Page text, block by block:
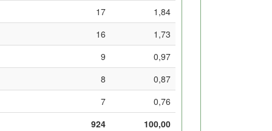
17
1,84
16
1,73
9
0,97
8
0,87
7
0,76
924
100,00